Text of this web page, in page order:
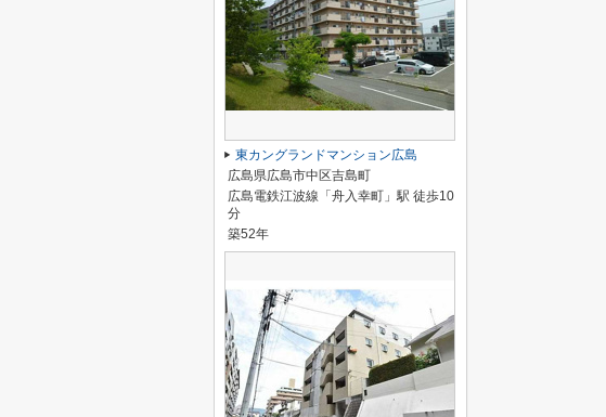
東カングランドマンション広島
広島県広島市中区吉島町
広島電鉄江波線「舟入幸町」駅 徒歩10
分
築52年